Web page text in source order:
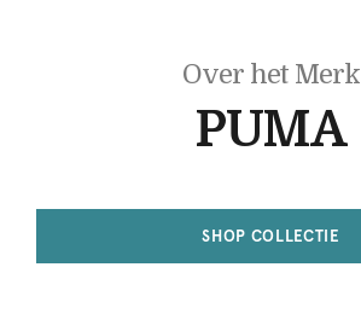
Over het Merk
PUMA
SHOP COLLECTIE